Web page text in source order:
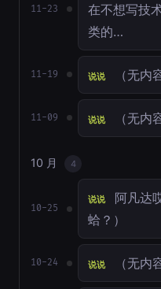
11-23
在不想写技
类的…
11-19 说说 （无内
11-09 说说 （无内
10 月 4
10-25
说说
阿凡达
蛤？）
10-24 说说 （无内